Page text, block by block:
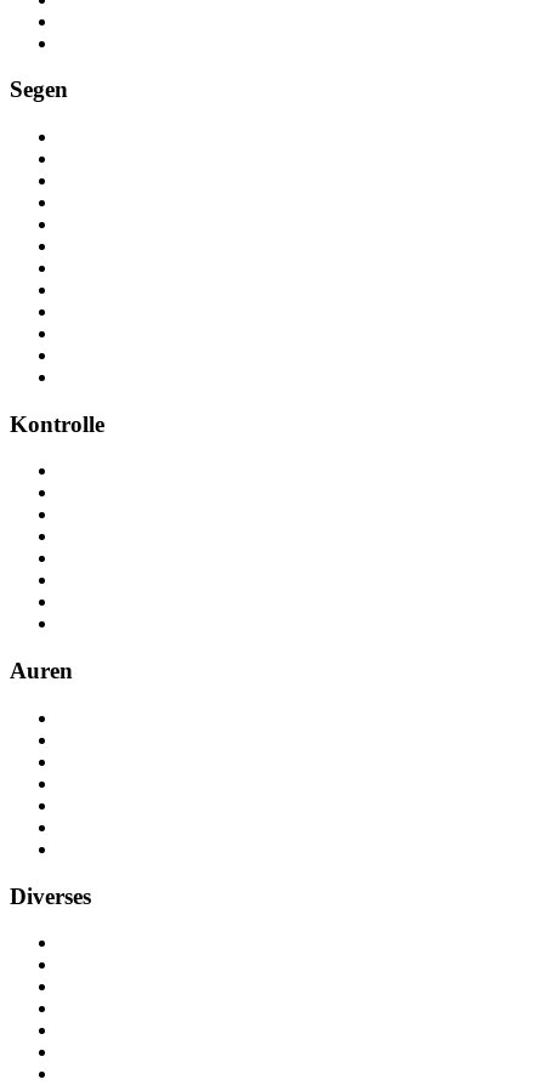
Segen
Kontrolle
Auren
Diverses